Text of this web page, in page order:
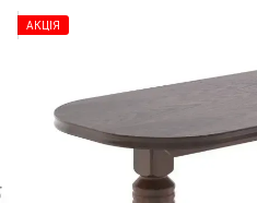
АКЦІЯ